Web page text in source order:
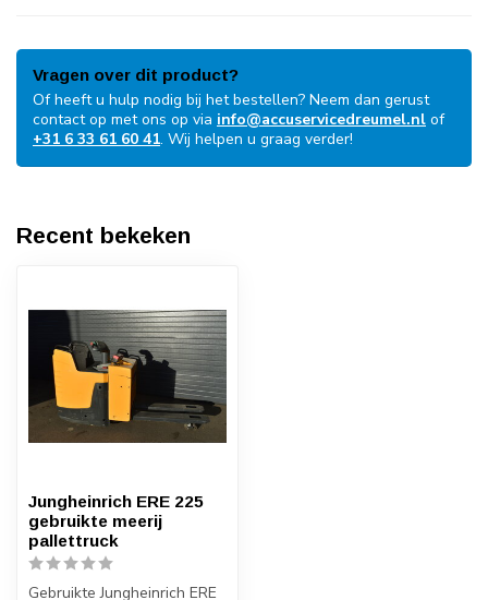
Vragen over dit product?
Of heeft u hulp nodig bij het bestellen? Neem dan gerust
contact op met ons op via info@accuservicedreumel.nl of
+31 6 33 61 60 41. Wij helpen u graag verder!
Recent bekeken
Jungheinrich ERE 225
gebruikte meerij
pallettruck
Gebruikte Jungheinrich ERE